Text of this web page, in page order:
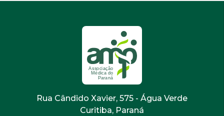
Rua Cândido Xavier, 575 - Água Verde
Curitiba, Paraná